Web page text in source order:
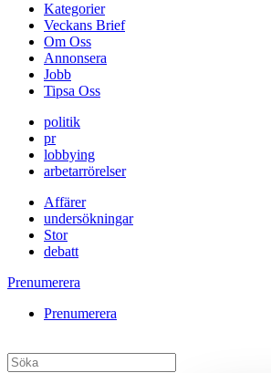
Kategorier
Veckans Brief
Om Oss
Annonsera
Jobb
Tipsa Oss
politik
pr
lobbying
arbetarrörelser
Affärer
undersökningar
Stor
debatt
Prenumerera
Prenumerera